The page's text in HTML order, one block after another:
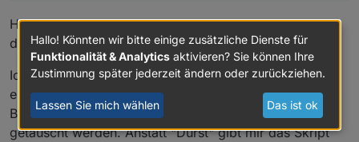
Hi@rantanplan,
danke für deine Vorlage.
Ich hatte bei Nutzung nun aber das Problem, dass das
erste Zeichen im String dupliziert getauscht wird.
Bsp: Im String "Wurst" soll das "W" durch ein "D"
getauscht werden. Anstatt "Durst" gibt mir das Skript
Hallo! Könnten wir bitte einige zusätzliche Dienste für
Funktionalität & Analytics aktivieren? Sie können Ihre
Zustimmung später jederzeit ändern oder zurückziehen.
Lassen Sie mich wählen Das ist ok